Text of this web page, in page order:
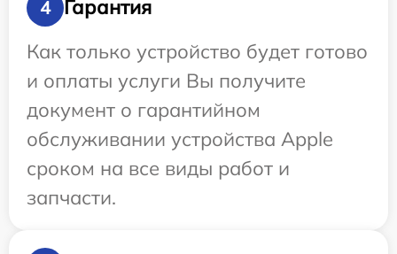
4
Гарантия
Как только устройство будет готово
и оплаты услуги Вы получите
документ о гарантийном
обслуживании устройства Apple
сроком на все виды работ и
запчасти.